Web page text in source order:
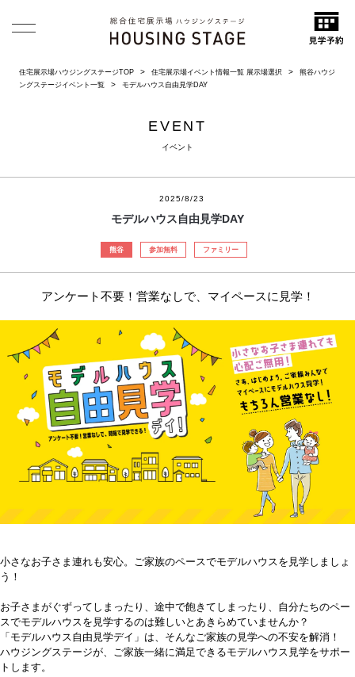
住宅展示場ハウジングステージTOP 住宅展示場イベント情報一覧 展示場選択
熊谷ハウジ
ングステージイベント一覧
モデルハウス自由見学DAY
EVENT
イベント
2025/8/23
モデルハウス自由見学DAY
熊谷 参加無料 ファミリー
アンケート不要！営業なしで、マイペースに見学！
小さなお子さま連れも安心。ご家族のペースでモデルハウスを見学しましょ
う！
お子さまがぐずってしまったり、途中で飽きてしまったり、自分たちのペー
スでモデルハウスを見学するのは難しいとあきらめていませんか？
「モデルハウス自由見学デイ」は、そんなご家族の見学への不安を解消！
ハウジングステージが、ご家族一緒に満足できるモデルハウス見学をサポー
トします。